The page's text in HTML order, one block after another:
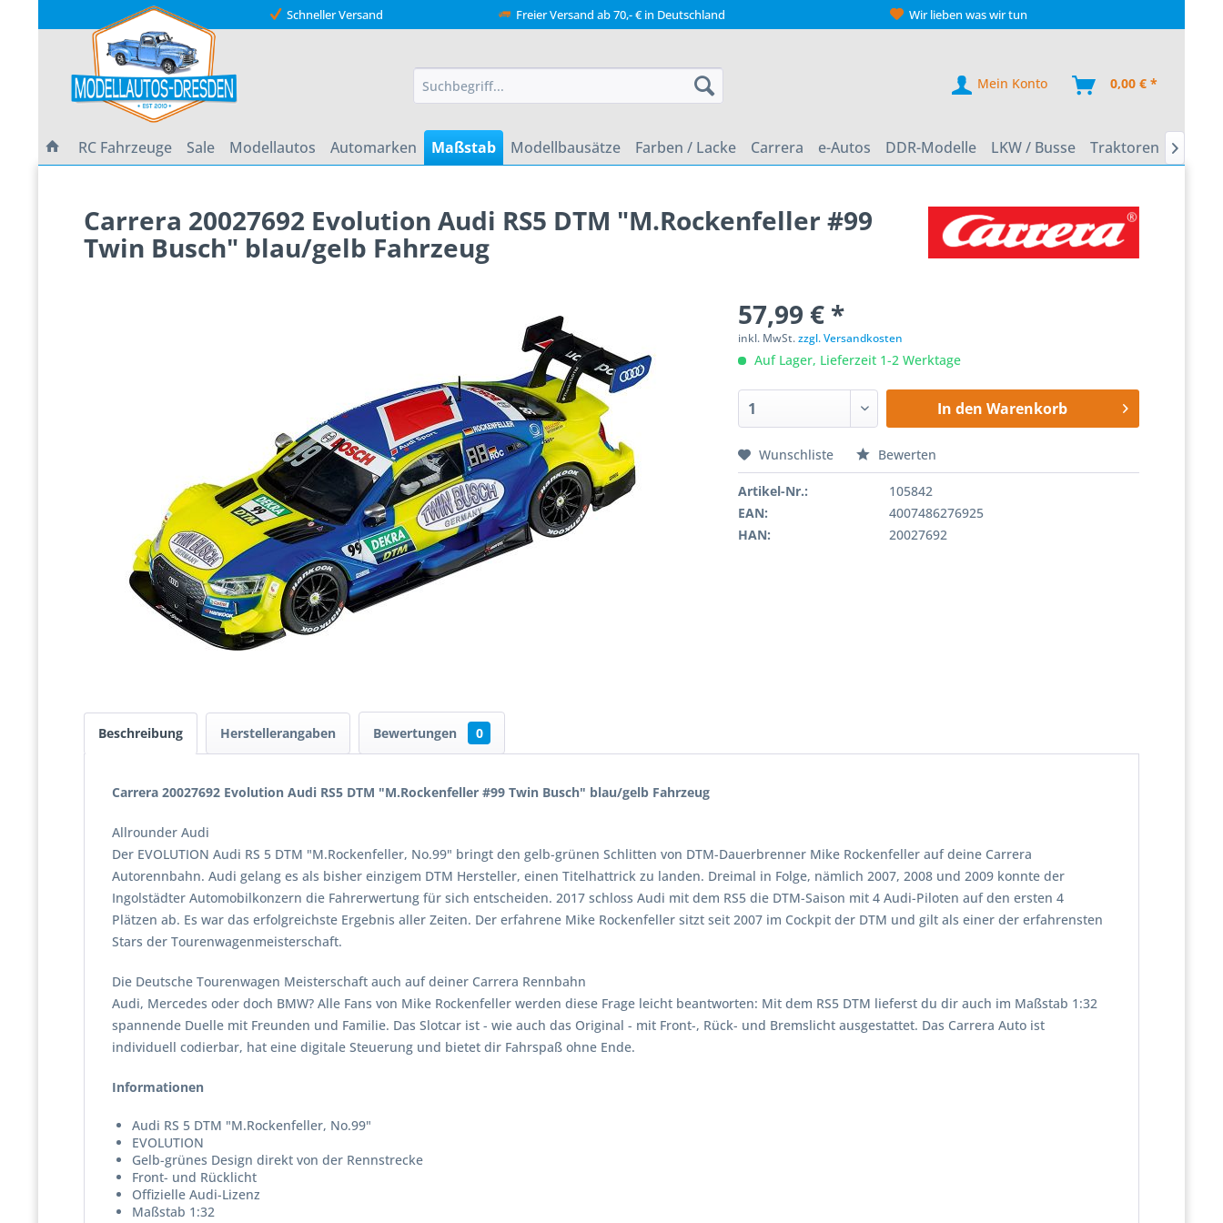
Schneller Versand Freier Versand ab 70,- € in Deutschland Wir lieben was wir tun
Mein Konto 0,00 € *
RC Fahrzeuge Sale Modellautos Automarken Maßstab Modellbausätze Farben / Lacke Carrera e-Autos DDR-Modelle LKW / Busse Traktoren 
Carrera 20027692 Evolution Audi RS5 DTM "M.Rockenfeller #99
Twin Busch" blau/gelb Fahrzeug
57,99 € *
inkl. MwSt.zzgl. Versandkosten
Auf Lager, Lieferzeit 1-2 Werktage
In den Warenkorb
Wunschliste Bewerten
Artikel-Nr.:
105842
EAN:
4007486276925
HAN:
20027692
Beschreibung Herstellerangaben Bewertungen 0
Carrera 20027692 Evolution Audi RS5 DTM "M.Rockenfeller #99 Twin Busch" blau/gelb Fahrzeug
Allrounder Audi
Der EVOLUTION Audi RS 5 DTM "M.Rockenfeller, No.99" bringt den gelb-grünen Schlitten von DTM-Dauerbrenner Mike Rockenfeller auf deine Carrera
Autorennbahn. Audi gelang es als bisher einzigem DTM Hersteller, einen Titelhattrick zu landen. Dreimal in Folge, nämlich 2007, 2008 und 2009 konnte der
Ingolstädter Automobilkonzern die Fahrerwertung für sich entscheiden. 2017 schloss Audi mit dem RS5 die DTM-Saison mit 4 Audi-Piloten auf den ersten 4
Plätzen ab. Es war das erfolgreichste Ergebnis aller Zeiten. Der erfahrene Mike Rockenfeller sitzt seit 2007 im Cockpit der DTM und gilt als einer der erfahrensten
Stars der Tourenwagenmeisterschaft.
Die Deutsche Tourenwagen Meisterschaft auch auf deiner Carrera Rennbahn
Audi, Mercedes oder doch BMW? Alle Fans von Mike Rockenfeller werden diese Frage leicht beantworten: Mit dem RS5 DTM lieferst du dir auch im Maßstab 1:32
spannende Duelle mit Freunden und Familie. Das Slotcar ist - wie auch das Original - mit Front-, Rück- und Bremslicht ausgestattet. Das Carrera Auto ist
individuell codierbar, hat eine digitale Steuerung und bietet dir Fahrspaß ohne Ende.
Informationen
Audi RS 5 DTM "M.Rockenfeller, No.99"
EVOLUTION
Gelb-grünes Design direkt von der Rennstrecke
Front- und Rücklicht
Offizielle Audi-Lizenz
Maßstab 1:32